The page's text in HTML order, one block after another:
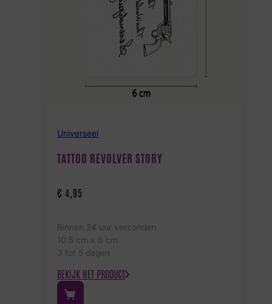
Universeel
TATTOO REVOLVER STORY
€ 4,95
Binnen 24 uur verzonden
10.5 cm x 6 cm
3 tot 5 dagen
BEKIJK HET PRODUCT